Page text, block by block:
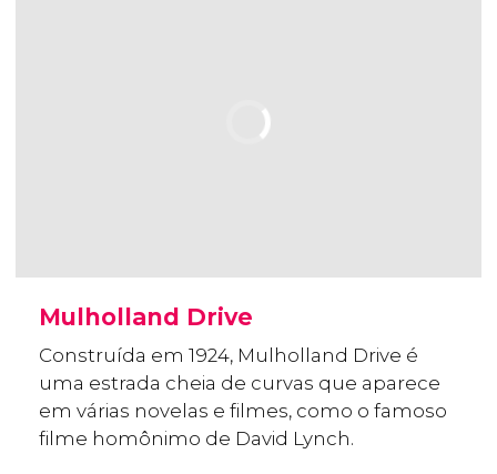
Mulholland Drive
Construída em 1924, Mulholland Drive é
uma estrada cheia de curvas que aparece
em várias novelas e filmes, como o famoso
filme homônimo de David Lynch.